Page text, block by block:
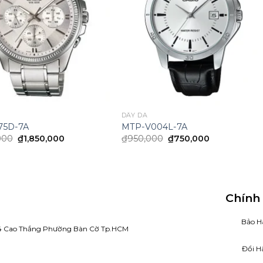
7A
Original
₫1,850,000Current
DÂY DA
MTP-V004L-7A
₫950,000 Original
₫750,000
Cao Thắng Phường Bàn Cờ Tp.HCM
Chính
Bảo
Đổi